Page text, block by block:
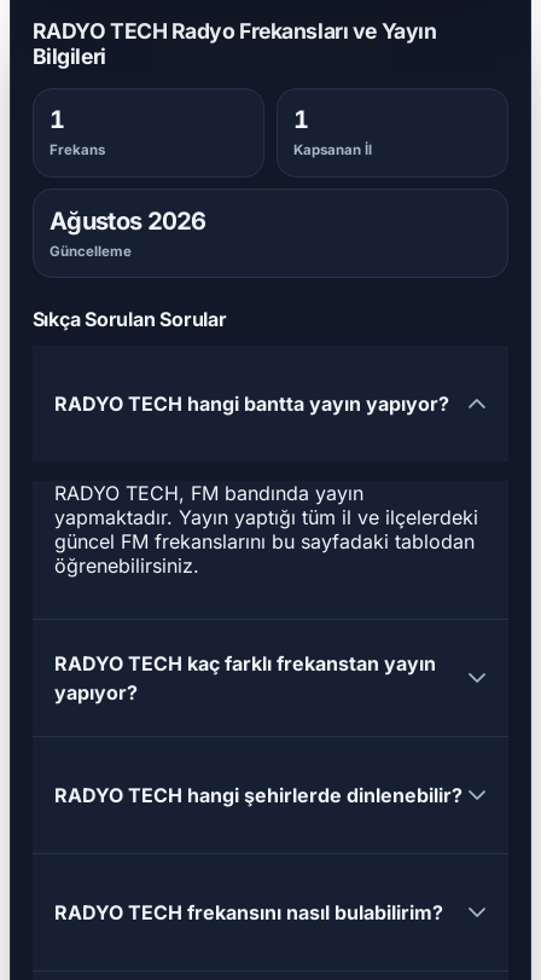
RADYO TECH Radyo Frekansları ve Yayın
Bilgileri
1
Frekans
1
Kapsanan İl
Ağustos 2026
Güncelleme
Sıkça Sorulan Sorular
RADYO TECH hangi bantta yayın yapıyor?
RADYO TECH, FM bandında yayın
yapmaktadır. Yayın yaptığı tüm il ve ilçelerdeki
güncel FM frekanslarını bu sayfadaki tablodan
öğrenebilirsiniz.
RADYO TECH kaç farklı frekanstan yayın
yapıyor?
RADYO TECH hangi şehirlerde dinlenebilir?
RADYO TECH frekansını nasıl bulabilirim?